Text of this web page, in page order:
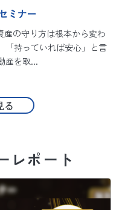
ミナー
産の守り方は根本から変わ
「持っていれば安心」と言
産を取...
る
レポート